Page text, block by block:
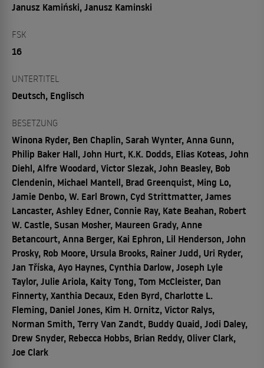
Janusz Kamiński, Janusz Kaminski
FSK
16
UNTERTITEL
Deutsch, Englisch
BESETZUNG
Winona Ryder, Ben Chaplin, Sarah Wynter, Anna Gunn,
Philip Baker Hall, John Hurt, K.K. Dodds, Elias Koteas, John
Diehl, Alfre Woodard, Victor Slezak, John Beasley, Bob
Clendenin, Michael Mantell, Brad Greenquist, Ming Lo,
Jamie Denbo, W. Earl Brown, Cyd Strittmatter, James
Lancaster, Ashley Edner, Connie Ray, Kate Beahan, Robert
W. Castle, Susan Mosher, Maureen Grady, Anne
Betancourt, Anna Berger, Kai Ephron, Lil Henderson, John
Prosky, Rob Moore, Ursula Brooks, Rainer Judd, Uri Ryder,
Jan Tříska, Ayo Haynes, Cynthia Darlow, Joseph Lyle
Taylor, Julie Ariola, Kaity Tong, Tom McCleister, Dan
Finnerty, Xanthia Decaux, Eden Byrd, Charlotte L.
Fleming, Daniel Jones, Kim H. Ornitz, Victor Ralys,
Norman Smith, Terry Van Zandt, Buddy Quaid, Jodi Daley,
Drew Snyder, Rebecca Hobbs, Brian Reddy, Oliver Clark,
Joe Clark